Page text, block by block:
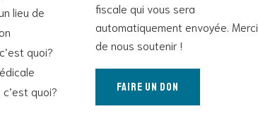
lieu de
quoi?
quoi?
fiscale qui vous sera
automatiquement envoyée. Merci
de nous soutenir !
Faire un don